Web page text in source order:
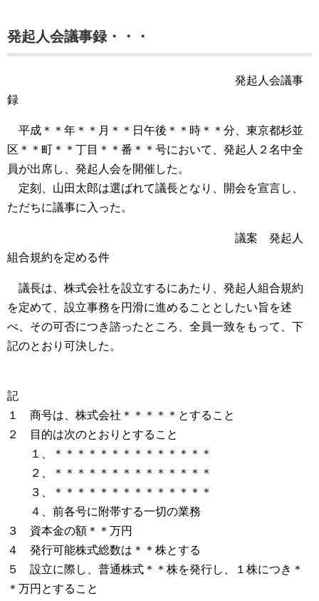
発起人会議事録・・・
発起人会議事
録
平成＊＊年＊＊月＊＊日午後＊＊時＊＊分、東京都杉並
区＊＊町＊＊丁目＊＊番＊＊号において、発起人２名中全
員が出席し、発起人会を開催した。
定刻、山田太郎は選ばれて議長となり、開会を宣言し、
ただちに議事に入った。
議案 発起人
組合規約を定める件
議長は、株式会社を設立するにあたり、発起人組合規約
を定めて、設立事務を円滑に進めることとしたい旨を述
べ、その可否につき諮ったところ、全員一致をもって、下
記のとおり可決した。
記
１ 商号は、株式会社＊＊＊＊＊とすること
２ 目的は次のとおりとすること
１、＊＊＊＊＊＊＊＊＊＊＊＊＊＊
２、＊＊＊＊＊＊＊＊＊＊＊＊＊＊
３、＊＊＊＊＊＊＊＊＊＊＊＊＊＊
４、前各号に附帯する一切の業務
３ 資本金の額＊＊万円
４ 発行可能株式総数は＊＊株とする
５ 設立に際し、普通株式＊＊株を発行し、１株につき＊
＊万円とすること